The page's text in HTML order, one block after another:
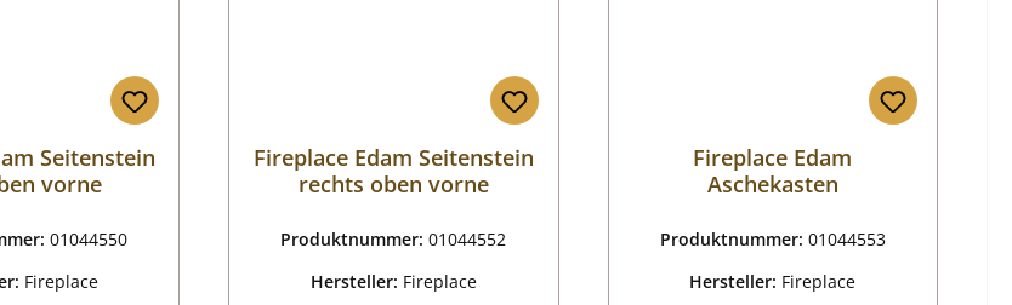
Seitenstein
vorne
01044550
Fireplace
Fireplace Edam Seitenstein
rechts oben vorne
Produktnummer:01044552
Hersteller: Fireplace
Fireplace Edam
Aschekasten
Produktnummer: 01044553
Hersteller: Fireplace